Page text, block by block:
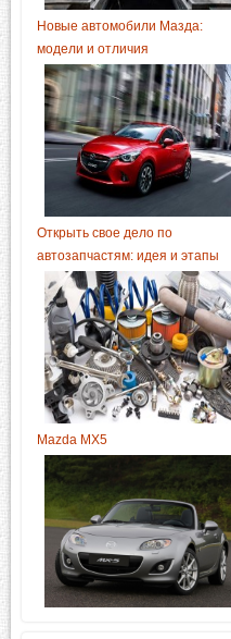
Новые автомобили Мазда:
модели и отличия
Открыть свое дело по
автозапчастям: идея и этапы
Mazda MX5